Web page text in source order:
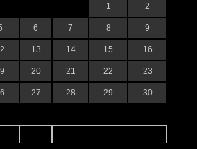
1 2
6 7 8 9
13 14 15 16
20 21 22 23
27 28 29 30